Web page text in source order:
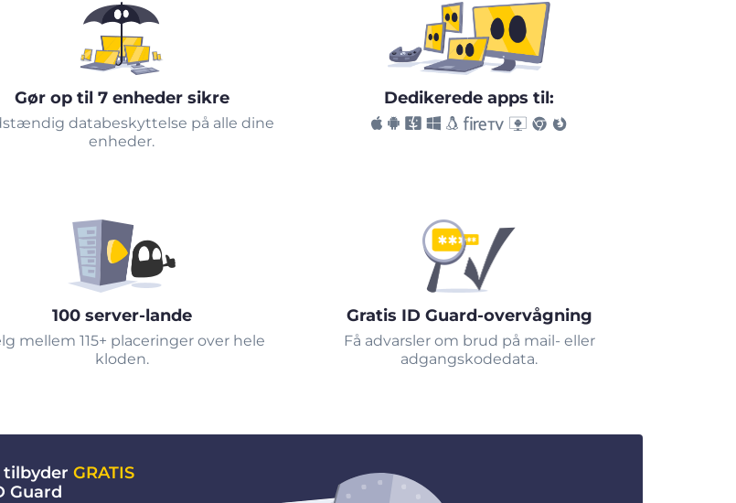
Gør op til 7 enheder sikre
databeskyttelse på alle dine
enheder.
Dedikerede apps til:
100 server-lande
mellem 115+ placeringer over hele
kloden.
Gratis ID Guard-overvågning
Få advarsler om brud på mail- eller
adgangskodedata.
tilbyder GRATIS
Guard